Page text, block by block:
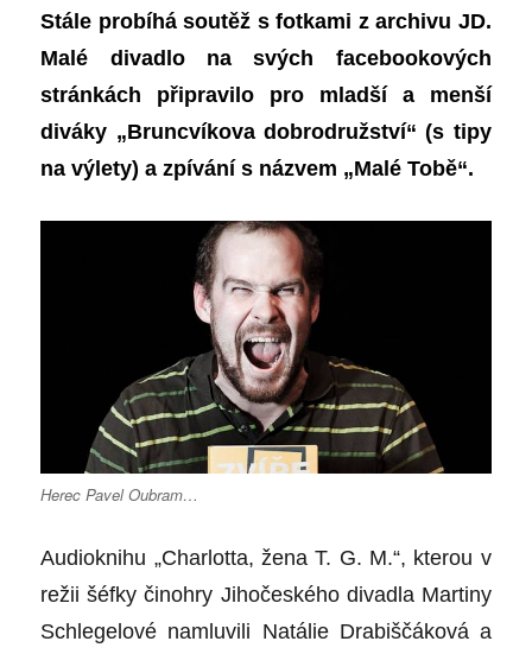
Stále probíhá soutěž s fotkami z archivu JD.
Malé divadlo na svých facebookových
stránkách připravilo pro mladší a menší
diváky „Bruncvíkova dobrodružství“(s tipy
na výlety) a zpívání s názvem „Malé Tobě“.
Herec Pavel Oubram…
Audioknihu „Charlotta, žena T. G. M.“, kterou v
režii šéfky činohry Jihočeského divadla Martiny
Schlegelové namluvili Natálie Drabiščáková a